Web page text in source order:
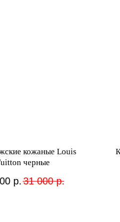
кожаные Louis
черные
р. 31 000 р.